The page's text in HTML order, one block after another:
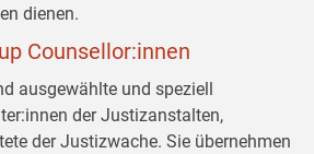
dienen.
Counsellor:innen
ausgewählte und speziell
der Justizanstalten,
der Justizwache. Sie übernehmen